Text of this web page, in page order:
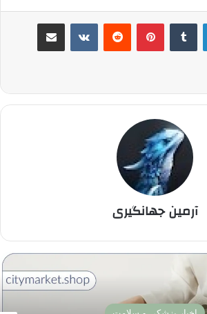
لینکدین ‫تامبلر پینترست‫رددیت ‫VKontakteاشتراک گذاری از طریق ایمیل
آرمین جهانگیری